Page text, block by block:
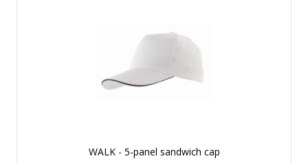
WALK - 5-panel sandwich cap